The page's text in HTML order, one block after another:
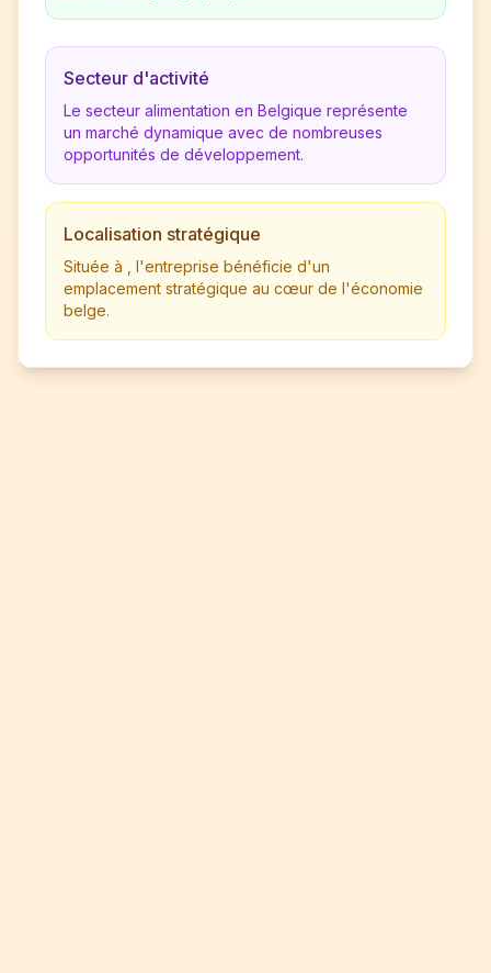
Secteur d'activité
Le secteur alimentation en Belgique représente
un marché dynamique avec de nombreuses
opportunités de développement.
Localisation stratégique
Située à , l'entreprise bénéficie d'un
emplacement stratégique au cœur de l'économie
belge.